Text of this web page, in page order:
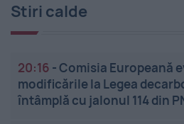
Stiri calde
20:16 -Comisia Europeană
modificările la Legea
întâmplă cu jalonul 114 din